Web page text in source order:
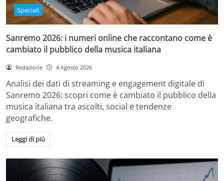
Speciali
Sanremo 2026: i numeri online che raccontano come è
cambiato il pubblico della musica italiana
Redazione 4 Agosto 2026
Analisi dei dati di streaming e engagement digitale di
Sanremo 2026: scopri come è cambiato il pubblico della
musica italiana tra ascolti, social e tendenze
geografiche.
Leggi di più